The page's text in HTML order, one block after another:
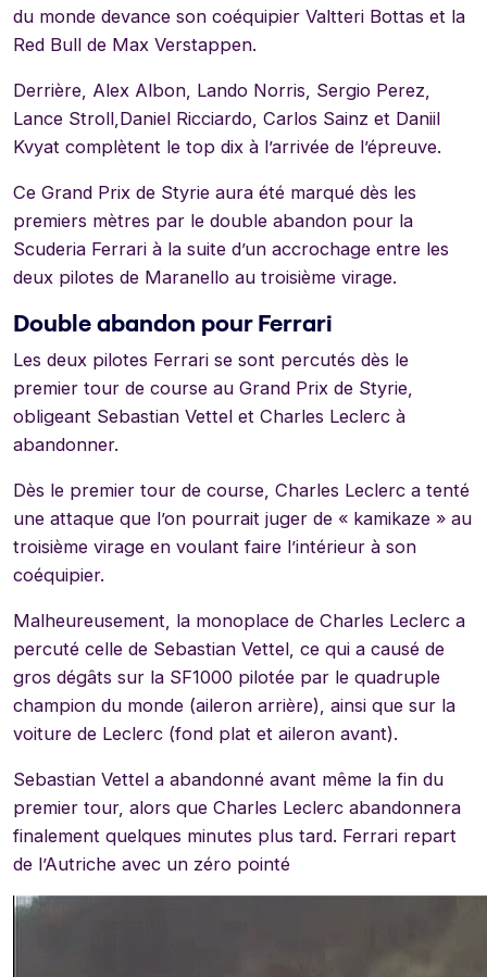
du monde devance son coéquipier Valtteri Bottas et la
Red Bull de Max Verstappen.
Derrière, Alex Albon, Lando Norris, Sergio Perez,
Lance Stroll,Daniel Ricciardo, Carlos Sainz et Daniil
Kvyat complètent le top dix à l’arrivée de l’épreuve.
Ce Grand Prix de Styrie aura été marqué dès les
premiers mètres par le double abandon pour la
Scuderia Ferrari à la suite d’un accrochage entre les
deux pilotes de Maranello au troisième virage.
Double abandon pour Ferrari
Les deux pilotes Ferrari se sont percutés dès le
premier tour de course au Grand Prix de Styrie,
obligeant Sebastian Vettel et Charles Leclerc à
abandonner.
Dès le premier tour de course, Charles Leclerc a tenté
une attaque que l’on pourrait juger de « kamikaze » au
troisième virage en voulant faire l’intérieur à son
coéquipier.
Malheureusement, la monoplace de Charles Leclerc a
percuté celle de Sebastian Vettel, ce qui a causé de
gros dégâts sur la SF1000 pilotée par le quadruple
champion du monde (aileron arrière), ainsi que sur la
voiture de Leclerc (fond plat et aileron avant).
Sebastian Vettel a abandonné avant même la fin du
premier tour, alors que Charles Leclerc abandonnera
finalement quelques minutes plus tard. Ferrari repart
de l’Autriche avec un zéro pointé